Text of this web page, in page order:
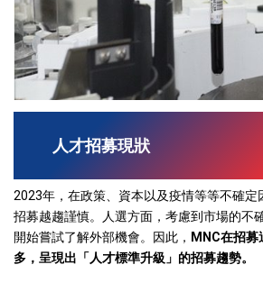
人才招募現狀
2023年，在政策、資本以及疫情等等不確定
招募越趨謹慎。人選方面，考慮到市場的不
開始嘗試了解外部機會。因此， MNC在招
多，呈現出「人才標準升級」的招募趨勢。